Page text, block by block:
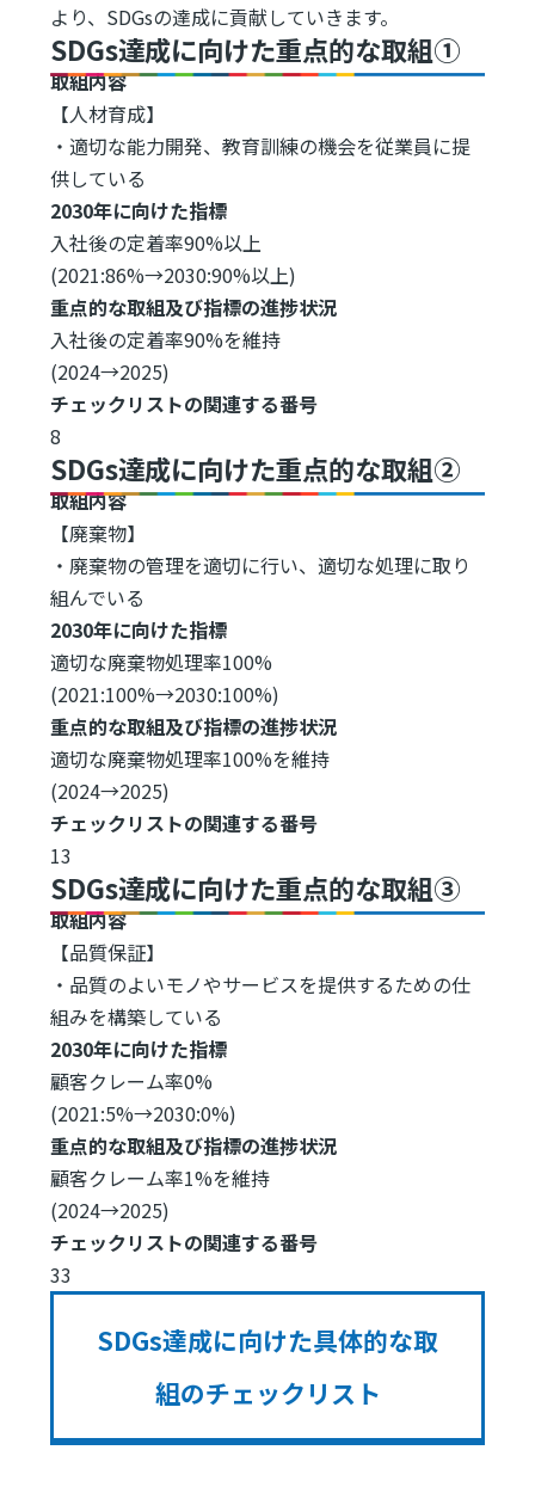
より、SDGsの達成に貢献していきます。
SDGs達成に向けた重点的な取組①
取組内容
【人材育成】
・適切な能力開発、教育訓練の機会を従業員に提
供している
2030年に向けた指標
入社後の定着率90%以上
(2021:86%→2030:90%以上)
重点的な取組及び指標の進捗状況
入社後の定着率90%を維持
(2024→2025)
チェックリストの関連する番号
8
SDGs達成に向けた重点的な取組②
取組内容
【廃棄物】
・廃棄物の管理を適切に行い、適切な処理に取り
組んでいる
2030年に向けた指標
適切な廃棄物処理率100%
(2021:100%→2030:100%)
重点的な取組及び指標の進捗状況
適切な廃棄物処理率100%を維持
(2024→2025)
チェックリストの関連する番号
13
SDGs達成に向けた重点的な取組③
取組内容
【品質保証】
・品質のよいモノやサービスを提供するための仕
組みを構築している
2030年に向けた指標
顧客クレーム率0%
(2021:5%→2030:0%)
重点的な取組及び指標の進捗状況
顧客クレーム率1%を維持
(2024→2025)
チェックリストの関連する番号
33
SDGs達成に向けた具体的な取
組のチェックリスト